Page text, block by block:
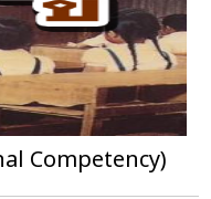
Competency)